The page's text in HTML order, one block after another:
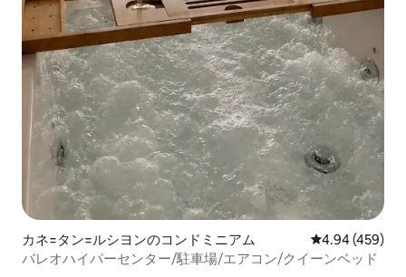
カネ=タン=ルシヨンのコンドミニアム レビュー459
4.94 (459)
バレオハイパーセンター/駐車場/エアコン/クイーンベッド